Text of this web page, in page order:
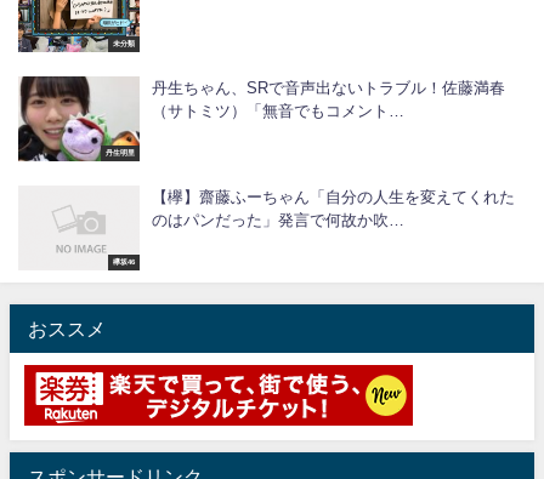
未分類
丹生明里
丹生ちゃん、SRで音声出ないトラブル！佐藤満春
（サトミツ）「無音でもコメント…
欅坂46
【欅】齋藤ふーちゃん「自分の人生を変えてくれた
のはパンだった」発言で何故か吹…
おススメ